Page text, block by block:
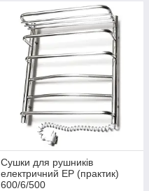
Сушки для рушників
електричний EP (практик)
600/6/500